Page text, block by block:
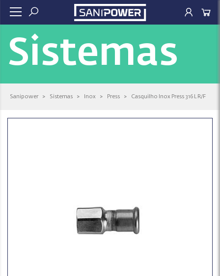
Sistemas
Sanipower > Sistemas > Inox > Press > Casquilho Inox Press 316 L R/F